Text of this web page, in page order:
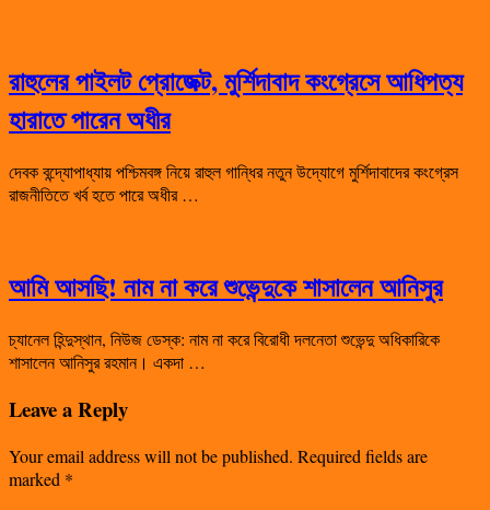
রাহুলের পাইলট প্রোজেক্ট, মুর্শিদাবাদ কংগ্রেসে আধিপত্য
হারাতে পারেন অধীর
দেবক বন্দ্যোপাধ্যায় পশ্চিমবঙ্গ নিয়ে রাহুল গান্ধির নতুন উদ্যোগে মুর্শিদাবাদের কংগ্রেস
রাজনীতিতে খর্ব হতে পারে অধীর …
আমি আসছি! নাম না করে শুভেন্দুকে শাসালেন আনিসুর
চ্যানেল হিন্দুস্থান, নিউজ ডেস্ক: নাম না করে বিরোধী দলনেতা শুভেন্দু অধিকারিকে
শাসালেন আনিসুর রহমান। একদা …
Leave a Reply
Your email address will not be published. Required fields are
marked *